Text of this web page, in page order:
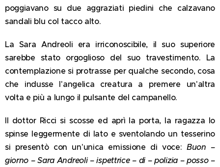
poggiavano su due aggraziati piedini che calzavano
sandali blu col tacco alto.
La Sara Andreoli era irriconoscibile, il suo superiore
sarebbe stato orgoglioso del suo travestimento. La
contemplazione si protrasse per qualche secondo, cosa
che indusse l'angelica creatura a premere un'altra
volta e più a lungo il pulsante del campanello.
Il dottor Ricci si scosse ed aprì la porta, la ragazza lo
spinse leggermente di lato e sventolando un tesserino
si presentò con un'unica emissione di voce:Buon –
giorno – Sara Andreoli – ispettrice – di – polizia – posso –